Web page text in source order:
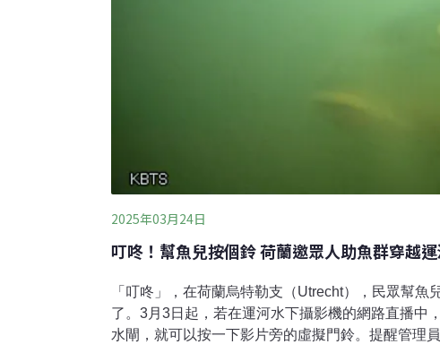
2025年03月24日
叮咚！幫魚兒按個鈴 荷蘭邀眾人助魚群穿越
「叮咚」，在荷蘭烏特勒支（Utrecht），民眾幫魚
了。3月3日起，若在運河水下攝影機的網路直播中
水閘，就可以按一下影片旁的虛擬門鈴。提醒管理